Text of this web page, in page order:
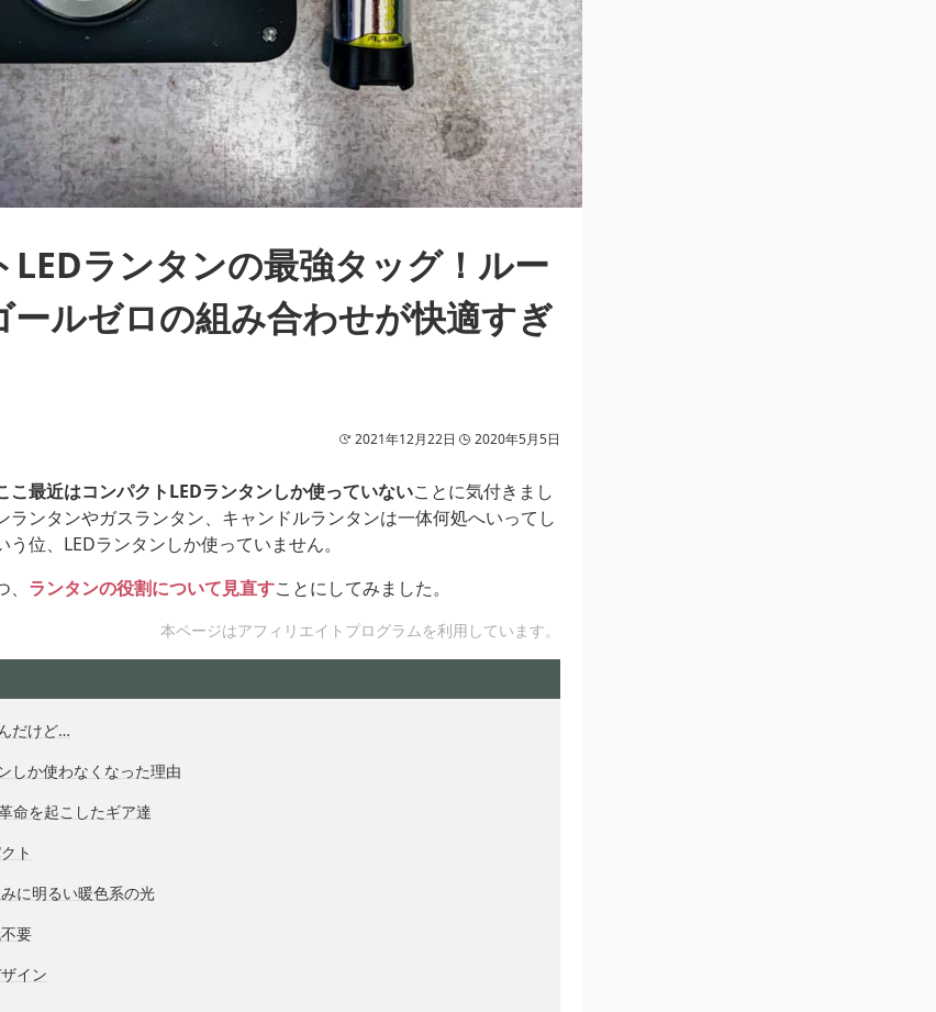
LEDランタンの最強タッグ！ルー
ールゼロの組み合わせが快適すぎ
2021年12月22日 2020年5月5日
こ最近はコンパクトLEDランタンしか使っていないことに気付きまし
ランタンやガスランタン、キャンドルランタンは一体何処へいってし
う位、LEDランタンしか使っていません。
ランタンの役割について見直すことにしてみました。
本ページはアフィリエイトプログラムを利用しています。
だけど…
しか使わなくなった理由
命を起こしたギア達
ト
に明るい暖色系の光
要
イン